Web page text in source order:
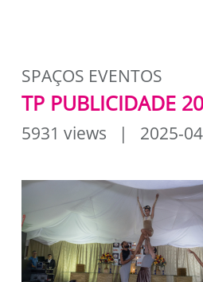
SPAÇOS EVENTOS
TP PUBLICIDADE
5931 views | 2025-